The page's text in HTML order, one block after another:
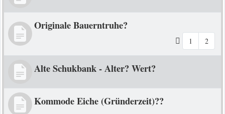
Originale Bauerntruhe?
1 2
Alte Schukbank - Alter? Wert?
Kommode Eiche (Gründerzeit)??